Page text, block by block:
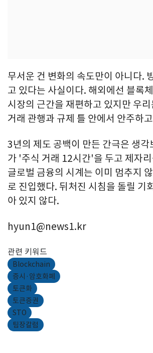
무서운 건 변화의 속도만이 아니다.
고 있다는 사실이다. 해외에선 블록
시장의 근간을 재편하고 있지만 우
거래 관행과 규제 틀 안에서 안주하
3년의 제도 공백이 만든 간극은 생각
가 '주식 거래 12시간'을 두고 제자
글로벌 금융의 시계는 이미 멈추지
로 진입했다. 뒤처진 시침을 돌릴 기
아 있지 않다.
hyun1@news1.kr
관련 키워드
Blockchain
증시·암호화폐
토큰화
토큰증권
STO
팀장칼럼